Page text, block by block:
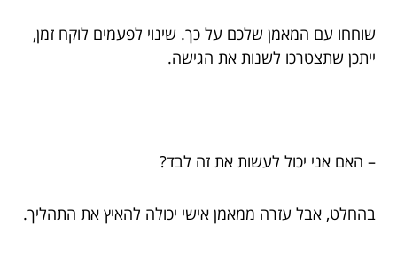
שוחחו עם המאמן שלכם על כך. שינוי לפעמים לוקח זמן,
ייתכן שתצטרכו לשנות את הגישה.
– האם אני יכול לעשות את זה לבד?
בהחלט, אבל עזרה ממאמן אישי יכולה להאיץ את התהליך.